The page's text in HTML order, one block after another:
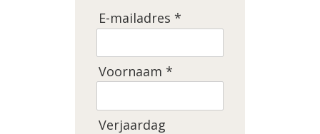
E-mailadres *
Voornaam *
Verjaardag